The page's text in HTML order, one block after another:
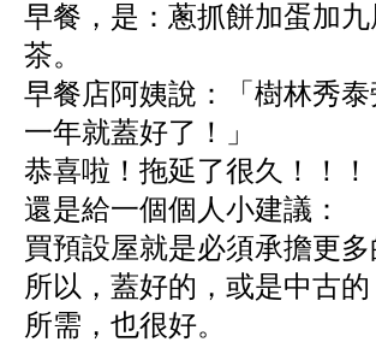
早餐，是：蔥抓餅加蛋加
茶。
早餐店阿姨說：「樹林秀
一年就蓋好了！」
恭喜啦！拖延了很久！！！
還是給一個個人小建議：
買預設屋就是必須承擔更多
所以，蓋好的，或是中古
所需，也很好。